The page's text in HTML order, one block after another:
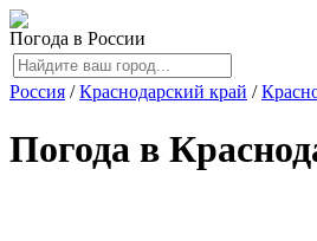
Погода в России
Россия / Краснодарский край /
Погода в